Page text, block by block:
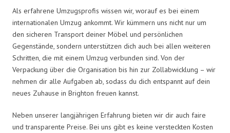
Als erfahrene Umzugsprofis wissen wir, worauf es bei einem
internationalen Umzug ankommt. Wir kümmern uns nicht nur um
den sicheren Transport deiner Möbel und persönlichen
Gegenstände, sondern unterstützen dich auch bei allen weiteren
Schritten, die mit einem Umzug verbunden sind. Von der
Verpackung über die Organisation bis hin zur Zollabwicklung – wir
nehmen dir alle Aufgaben ab, sodass du dich entspannt auf dein
neues Zuhause in Brighton freuen kannst.
Neben unserer langjährigen Erfahrung bieten wir dir auch faire
und transparente Preise. Bei uns gibt es keine versteckten Kosten